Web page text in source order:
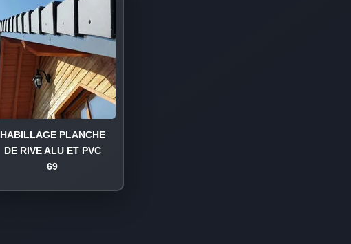
HABILLAGE PLANCHE
DE RIVE ALU ET PVC
69